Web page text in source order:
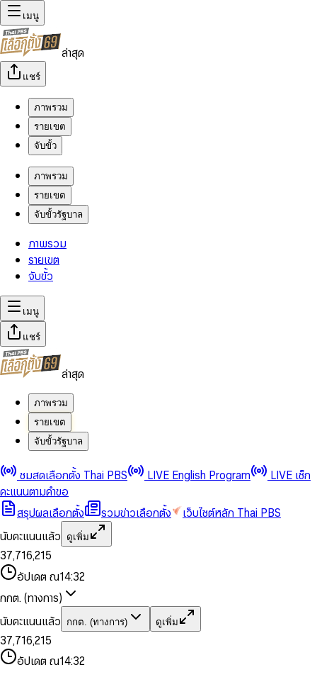
เมนู
ล่าสุด
แชร์
ภาพรวม
รายเขต
จับขั้ว
ภาพรวม
รายเขต
จับขั้วรัฐบาล
ภาพรวม
รายเขต
จับขั้ว
เมนู
แชร์
ล่าสุด
ภาพรวม
รายเขต
จับขั้วรัฐบาล
ชมสดเลือกตั้ง Thai PBS LIVE English Program
LIVE เช็ก
คะแนนตามคำขอ
สรุปผลเลือกตั้ง
รวมข่าวเลือกตั้ง
เว็บไซต์หลัก Thai PBS
นับคะแนนแล้ว
ดูเพิ่ม
0
1
2
3
4
5
6
8
9
0
1
2
3
4
5
6
7
8
9
,
0
1
2
4
6
7
8
9
0
1
2
3
4
5
6
7
8
9
0
1
3
5
6
7
8
9
,
1
2
4
5
7
8
9
0
1
3
4
6
7
8
9
0
2
3
4
5
7
8
อัปเดต ณ14:32
กกต. (ทางการ)
นับคะแนนแล้ว
กกต. (ทางการ) ดูเพิ่ม
0
1
2
3
4
5
0
1
2
4
5
6
7
8
9
,
0
1
2
4
6
7
8
9
0
1
2
3
0
1
3
5
6
7
8
,
1
2
4
0
1
3
0
2
3
4
5
7
อัปเดต ณ14:32